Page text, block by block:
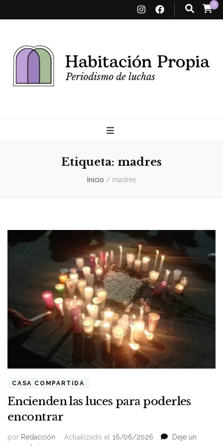
0
Propia
Etiqueta: madres
Inicio / madres
CASA COMPARTIDA
Encienden las luces para poderles
encontrar
por Redacción Actualizado el 16/06/2026
Deje un